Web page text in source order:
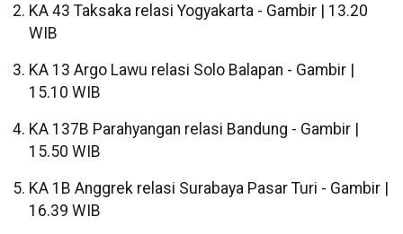
KA 43 Taksaka relasi Yogyakarta - Gambir | 13.20
WIB
KA 13 Argo Lawu relasi Solo Balapan - Gambir |
15.10 WIB
KA 137B Parahyangan relasi Bandung - Gambir |
15.50 WIB
KA 1B Anggrek relasi Surabaya Pasar Turi - Gambir |
16.39 WIB